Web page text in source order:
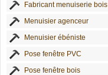
Fabricant menuiserie bois
Menuisier agenceur
Menuisier ébéniste
Pose fenêtre PVC
Pose fenêtre bois